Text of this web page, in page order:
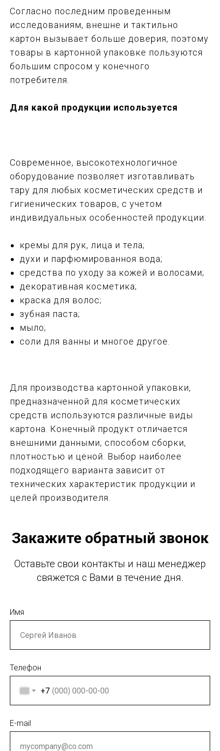
Согласно последним проведенным
исследованиям, внешне и тактильно
картон вызывает больше доверия, поэтому
товары в картонной упаковке пользуются
большим спросом у конечного
потребителя.
Для какой продукции используется
Современное, высокотехнологичное
оборудование позволяет изготавливать
тару для любых косметических средств и
гигиенических товаров, с учетом
индивидуальных особенностей продукции:
кремы для рук, лица и тела;
духи и парфюмированноя вода;
средства по уходу за кожей и волосами;
декоративная косметика;
краска для волос;
зубная паста;
мыло;
соли для ванны и многое другое.
Для производства картонной упаковки,
предназначенной для косметических
средств используются различные виды
картона. Конечный продукт отличается
внешними данными, способом сборки,
плотностью и ценой. Выбор наиболее
подходящего варианта зависит от
технических характеристик продукции и
целей производителя.
Закажите обратный звонок
Оставьте свои контакты и наш менеджер
свяжется с Вами в течение дня.
Имя
Телефон
+7
E-mail